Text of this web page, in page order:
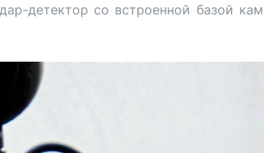
детектор со встроенной базой